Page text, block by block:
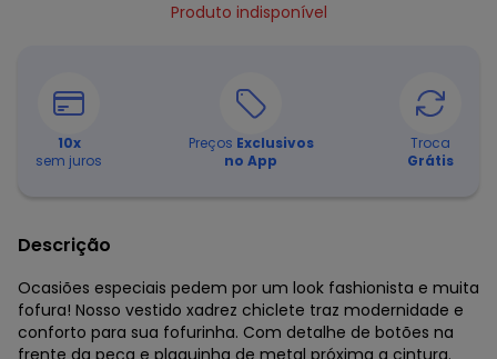
Produto indisponível
10x
sem juros
Preços Exclusivos
no App
Troca
Grátis
Descrição
Ocasiões especiais pedem por um look fashionista e muita
fofura! Nosso vestido xadrez chiclete traz modernidade e
conforto para sua fofurinha. Com detalhe de botões na